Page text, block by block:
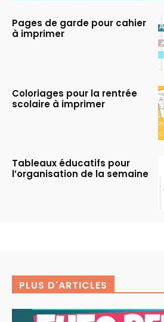
Pages de garde pour cahier
à imprimer
Coloriages pour la rentrée
scolaire à imprimer
Tableaux éducatifs pour
l’organisation de la semaine
PLUS D'ARTICLES